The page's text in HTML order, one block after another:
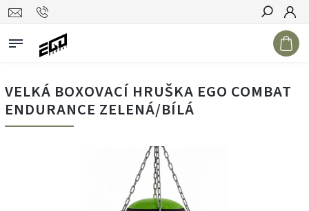
Hledat
VELKÁ BOXOVACÍ HRUŠKA EGO COMBAT
ENDURANCE ZELENÁ/BÍLÁ